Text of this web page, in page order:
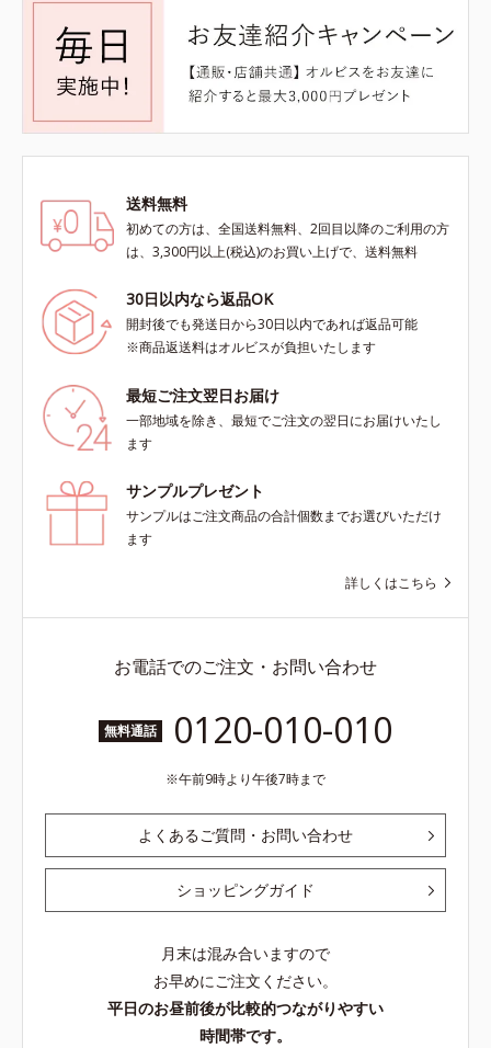
送料無料
初めての方は、全国送料無料、2回目以降のご利用の方
は、3,300円以上(税込)のお買い上げで、送料無料
30日以内なら返品OK
開封後でも発送日から30日以内であれば返品可能
※商品返送料はオルビスが負担いたします
最短ご注文翌日お届け
一部地域を除き、最短でご注文の翌日にお届けいたし
ます
サンプルプレゼント
サンプルはご注文商品の合計個数までお選びいただけ
ます
詳しくはこちら
お電話でのご注文・お問い合わせ
無料通話 0120-010-010
午前9時より午後7時まで
よくあるご質問・お問い合わせ
ショッピングガイド
月末は混み合いますので
お早めにご注文ください。
平日のお昼前後が比較的つながりやすい
時間帯です。